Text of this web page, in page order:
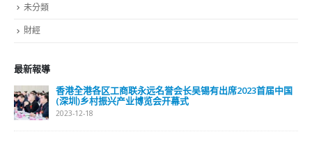
未分類
財經
最新報導
香港全港各区工商联永远名誉会长吴锡有出席2023首届中国
(深圳)乡村振兴产业博览会开幕式
2023-12-18